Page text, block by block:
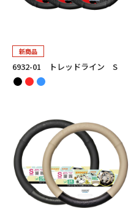
新商品
6932-01 トレッドライン S